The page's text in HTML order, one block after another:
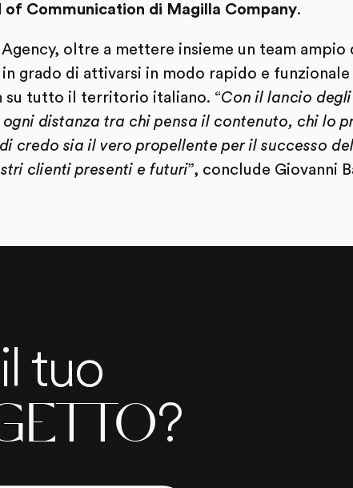
of Communication di Magilla Company.
oltre a mettere insieme un team ampio
grado di attivarsi in modo rapido e
su tutto il territorio italiano. “Con il lancio
distanza tra chi pensa il contenuto, chi lo
credo sia il vero propellente per il successo
clienti presenti e futuri”, conclude Giovanni
tuo
?